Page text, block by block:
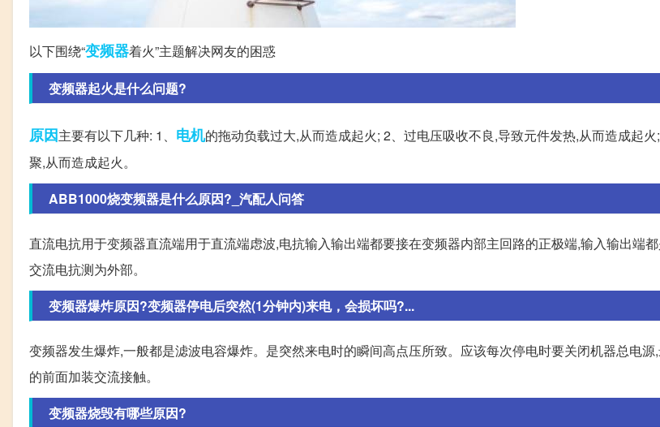
以下围绕“变频器着火”主题解决网友的困惑
变频器起火是什么问题?
原因主要有以下几种: 1、 电机的拖动负载过大,从而造成起火; 2、过电压吸收不良,导致元件发热,从而造成起
聚,从而造成起火。
ABB1000烧变频器是什么原因?_汽配人问答
直流电抗用于变频器直流端用于直流端虑波,电抗输入输出端都要接在变频器内部主回路的正极端,输入输出端都
交流电抗测为外部。
变频器爆炸原因?变频器停电后突然(1分钟内)来电，会损坏吗?...
变频器发生爆炸,一般都是滤波电容爆炸。是突然来电时的瞬间高点压所致。应该每次停电时要关闭机器总电
的前面加装交流接触。
变频器烧毁有哪些原因?